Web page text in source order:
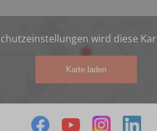
wird diese
Karte laden